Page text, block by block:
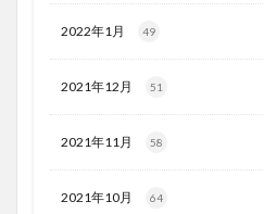
2022年1月 49
2021年12月 51
2021年11月 58
2021年10月 64